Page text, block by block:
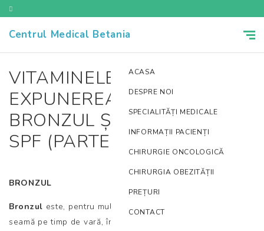
Centrul Medical Betania
ACASA
DESPRE NOI
SPECIALITĂȚI MEDICALE
INFORMAȚII PACIENȚI
CHIRURGIE ONCOLOGICĂ
CHIRURGIA OBEZITĂȚII
PREȚURI
CONTACT
VITAMINELE D3 și D2,
EXPUNEREA LA SOARE,
BRONZUL ȘI CREMELE CU
SPF (PARTEA A II-A)
BRONZUL
Bronzul este, pentru mulți, un obiectiv în sine, mai cu
seamă pe timp de vară, însă, din păcate, acesta nu